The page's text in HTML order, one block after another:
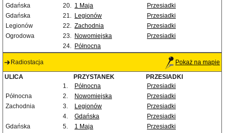
Gdańska
20. 1 Maja
Przesiadki
Gdańska
21. Legionów
Przesiadki
Legionów
22. Zachodnia
Przesiadki
Ogrodowa
23. Nowomiejska
Przesiadki
24. Północna
Radiostacja Pokaż na mapie
ULICA PRZYSTANEK
PRZESIADKI
1.
Północna
Przesiadki
Północna
2. Nowomiejska
Przesiadki
Zachodnia
3. Legionów
Przesiadki
4.
Gdańska
Przesiadki
Gdańska
5. 1 Maja
Przesiadki